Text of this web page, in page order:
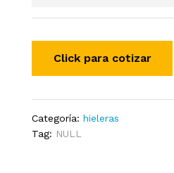
Categoría:hieleras
Tag: NULL